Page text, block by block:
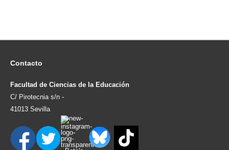
Contacto
Facultad de Ciencias de la Educación
C/ Pirotecnia s/n -
41013 Sevilla